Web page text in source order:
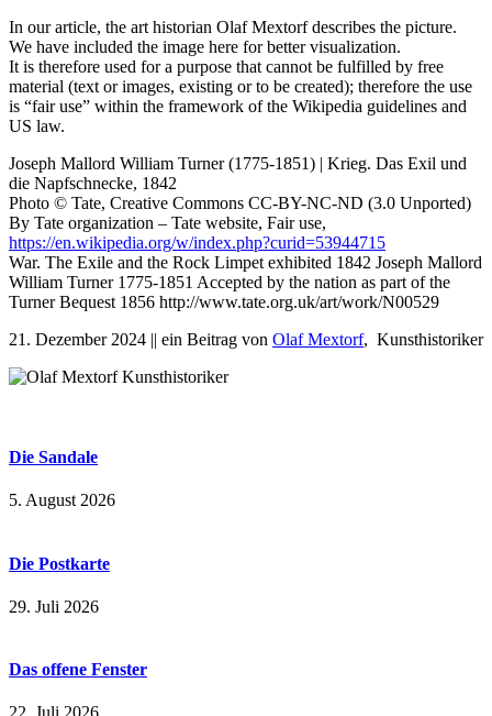
In our article, the art historian Olaf Mextorf describes the picture.
We have included the image here for better visualization.
It is therefore used for a purpose that cannot be fulfilled by free
material (text or images, existing or to be created); therefore the use
is “fair use” within the framework of the Wikipedia guidelines and
US law.
Joseph Mallord William Turner (1775-1851) | Krieg. Das Exil und
die Napfschnecke, 1842
Photo © Tate, Creative Commons CC-BY-NC-ND (3.0 Unported)
By Tate organization – Tate website, Fair use,
https://en.wikipedia.org/w/index.php?curid=53944715
War. The Exile and the Rock Limpet exhibited 1842 Joseph Mallord
William Turner 1775-1851 Accepted by the nation as part of the
Turner Bequest 1856 http://www.tate.org.uk/art/work/N00529
21. Dezember 2024 || ein Beitrag von Olaf Mextorf, Kunsthistoriker
Die Sandale
5. August 2026
Die Postkarte
29. Juli 2026
Das offene Fenster